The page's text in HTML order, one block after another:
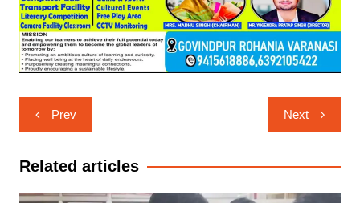
Post
navigation
Prev Next
Related articles